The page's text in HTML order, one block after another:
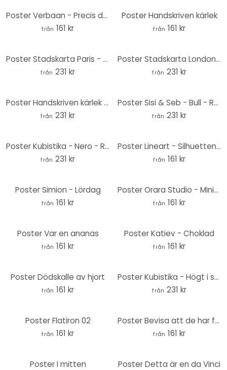
Poster Verbaan - Precis där du är
från 161 kr
Poster Handskriven kärlek
från 161 kr
Poster Stadskarta Paris - Rund
från 231 kr
Poster Stadskarta London - Rund
från 231 kr
Poster Handskriven kärlek - rund
från 231 kr
Poster Sisi & Seb - Bull - Round
från 231 kr
Poster Kubistika - Nero - Rund
från 231 kr
Poster Lineart - Silhuetten av en kvinna
från 161 kr
Poster Simion - Lördag
från 161 kr
Poster Orara Studio - Minimalistisk måne
från 161 kr
Poster Var en ananas
från 161 kr
Poster Katiev - Choklad
från 161 kr
Poster Dödskalle av hjort
från 161 kr
Poster Kubistika - Högt i skyn - Rund
från 231 kr
Poster Flatiron 02
från 161 kr
Poster Bevisa att de har fel
från 161 kr
Poster I mitten Poster Detta är en da Vinci